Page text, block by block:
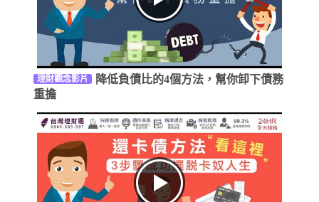
理財觀念影片
降低負債比的4個方法，幫你卸下債務
重擔